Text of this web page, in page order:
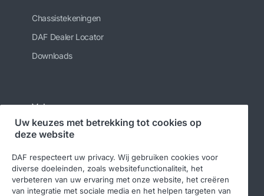
Chassistekeningen
DAF Dealer Locator
Downloads
Volg ons
Uw keuzes met betrekking tot cookies op
deze website
DAF respecteert uw privacy. Wij gebruiken cookies voor
diverse doeleinden, zoals websitefunctionaliteit, het
verbeteren van uw ervaring met onze website, het creëren
van integratie met sociale media en het helpen targeten van